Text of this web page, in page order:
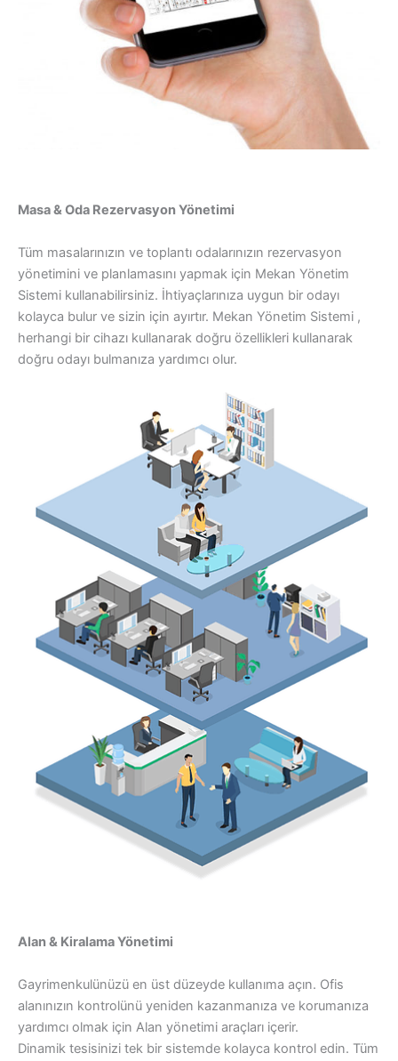
Masa & Oda Rezervasyon Yönetimi
Tüm masalarınızın ve toplantı odalarınızın rezervasyon
yönetimini ve planlamasını yapmak için Mekan Yönetim
Sistemi kullanabilirsiniz. İhtiyaçlarınıza uygun bir odayı
kolayca bulur ve sizin için ayırtır. Mekan Yönetim Sistemi ,
herhangi bir cihazı kullanarak doğru özellikleri kullanarak
doğru odayı bulmanıza yardımcı olur.
Alan & Kiralama Yönetimi
Gayrimenkulünüzü en üst düzeyde kullanıma açın. Ofis
alanınızın kontrolünü yeniden kazanmanıza ve korumanıza
yardımcı olmak için Alan yönetimi araçları içerir.
Dinamik tesisinizi tek bir sistemde kolayca kontrol edin. Tüm